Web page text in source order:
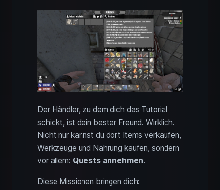
Der Händler, zu dem dich das Tutorial
schickt, ist dein bester Freund. Wirklich.
Nicht nur kannst du dort Items verkaufen,
Werkzeuge und Nahrung kaufen, sondern
vor allem: Quests annehmen.
Diese Missionen bringen dich: